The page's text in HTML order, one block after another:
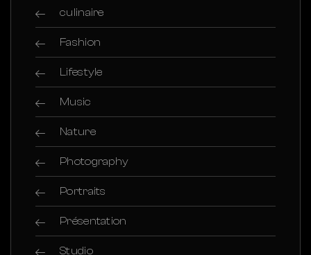
culinaire
Fashion
Lifestyle
Music
Nature
Photography
Portraits
Présentation
Studio